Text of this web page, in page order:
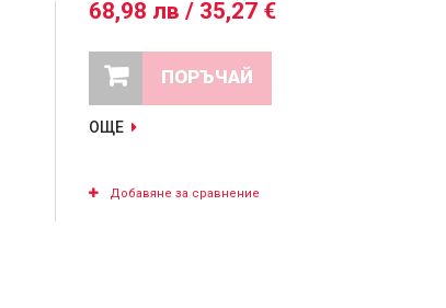
68,98 лв / 35,27 €
ПОРЪЧАЙ
ОЩЕ
Добавяне за сравнение